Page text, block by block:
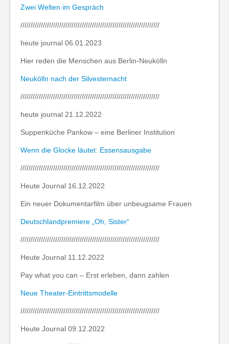
Zwei Welten im Gespräch
////////////////////////////////////////////////////////////////////
heute journal 06.01.2023
Hier reden die Menschen aus Berlin-Neukölln
Neukölln nach der Silvesternacht
////////////////////////////////////////////////////////////////////
heute journal 21.12.2022
Suppenküche Pankow – eine Berliner Institution
Wenn die Glocke läutet: Essensausgabe
////////////////////////////////////////////////////////////////////
Heute Journal 16.12.2022
Ein neuer Dokumentarfilm über unbeugsame Frauen
Deutschlandpremiere „Oh, Sister“
////////////////////////////////////////////////////////////////////
Heute Journal 11.12.2022
Pay what you can – Erst erleben, dann zahlen
Neue Theater-Eintrittsmodelle
////////////////////////////////////////////////////////////////////
Heute Journal 09.12.2022